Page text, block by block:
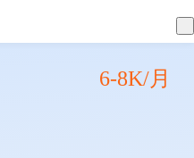
6-8K/月